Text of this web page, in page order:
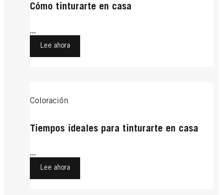
Cómo tinturarte en casa
...
Lee ahora
Coloración
Tiempos ideales para tinturarte en casa
...
Lee ahora